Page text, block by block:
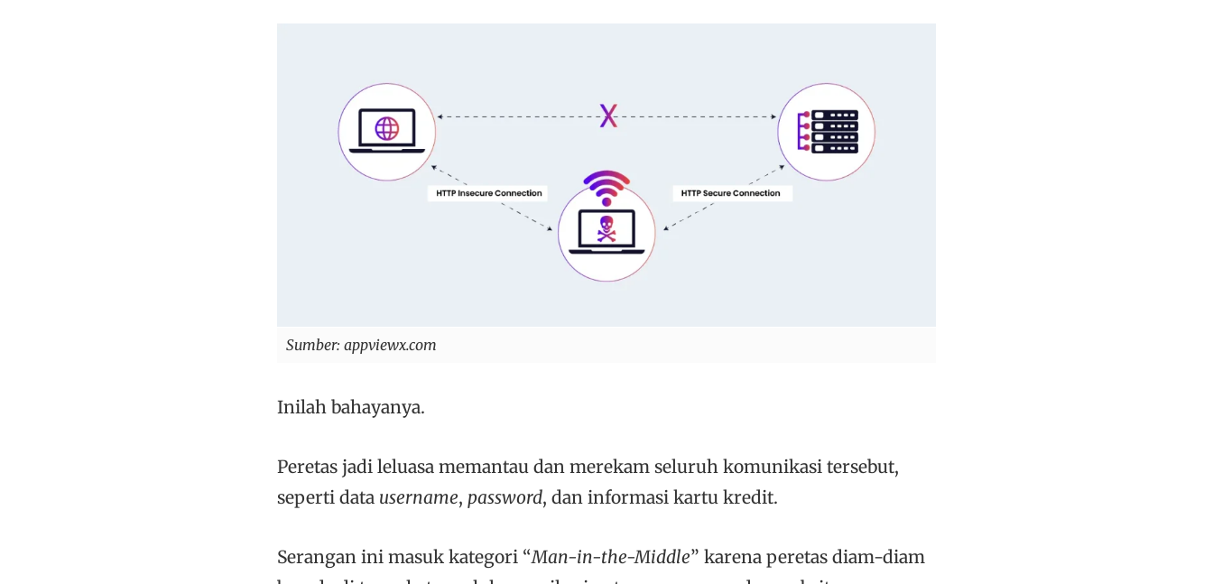
Sumber: appviewx.com
Inilah bahayanya.
Peretas jadi leluasa memantau dan merekam seluruh komunikasi tersebut,
seperti data username, password, dan informasi kartu kredit.
Serangan ini masuk kategori “Man-in-the-Middle” karena peretas diam-diam